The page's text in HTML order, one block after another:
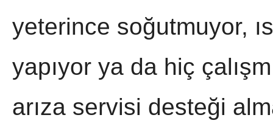
yeterince soğutmuyor,
yapıyor ya da hiç
arıza servisi desteği